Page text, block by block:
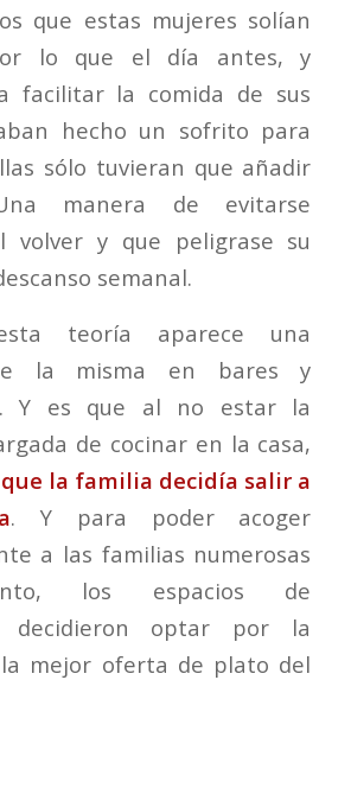
que estas mujeres solían
lo que el día antes, y
facilitar la comida de sus
hecho un sofrito para
sólo tuvieran que añadir
manera de evitarse
volver y que peligrase su
semanal.
teoría aparece una
la misma en bares y
Y es que al no estar la
de cocinar en la casa,
la familia decidía salir a
. Y para poder acoger
a las familias numerosas
los espacios de
decidieron optar por la
mejor oferta de plato del